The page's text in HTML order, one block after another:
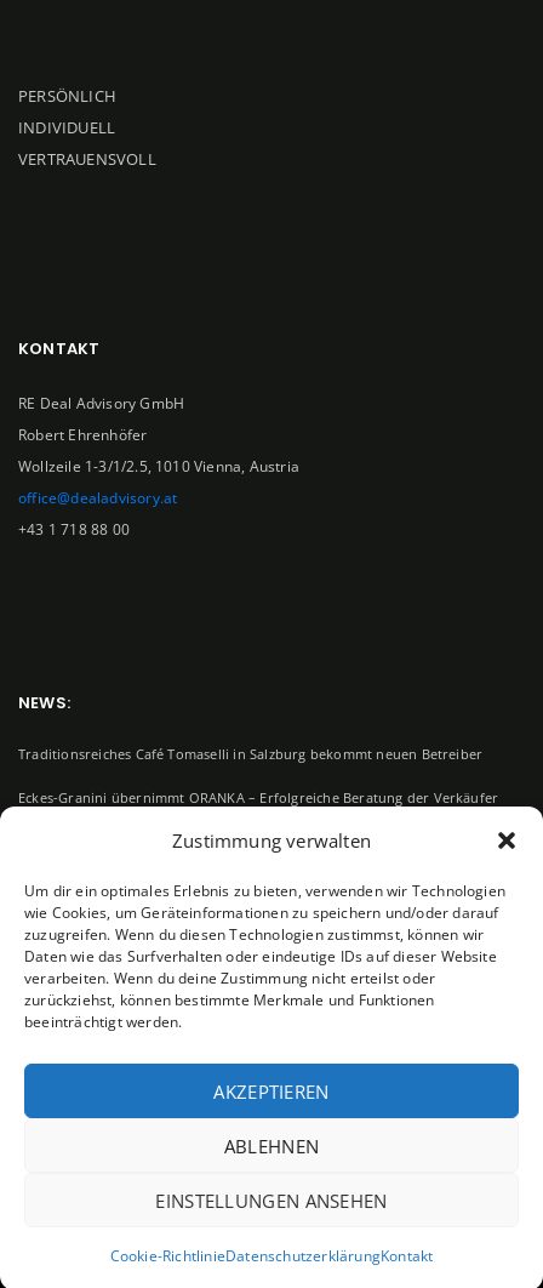
Zustimmung verwalten
Um dir ein optimales Erlebnis zu bieten, verwenden wir Technologien
wie Cookies, um Geräteinformationen zu speichern und/oder darauf
zuzugreifen. Wenn du diesen Technologien zustimmst, können wir
Daten wie das Surfverhalten oder eindeutige IDs auf dieser Website
verarbeiten. Wenn du deine Zustimmung nicht erteilst oder
zurückziehst, können bestimmte Merkmale und Funktionen
beeinträchtigt werden.
AKZEPTIEREN
ABLEHNEN
EINSTELLUNGEN ANSEHEN
Cookie-RichtlinieDatenschutzerklärungKontakt
PERSÖNLICH
INDIVIDUELL
VERTRAUENSVOLL
KONTAKT
RE Deal Advisory GmbH
Robert Ehrenhöfer
Wollzeile 1-3/1/2.5, 1010 Vienna, Austria
office@dealadvisory.at
+43 1 718 88 00
NEWS:
Traditionsreiches Café Tomaselli in Salzburg bekommt neuen Betreiber
Eckes-Granini übernimmt ORANKA – Erfolgreiche Beratung der Verkäufer
Der schwedische Küchenspezialist Ballingslöv International wird neuer
Eigentümer von DANKÜCHEN
Neuer Alleinaktionär bei Vienna House bestätigt
Linkedin